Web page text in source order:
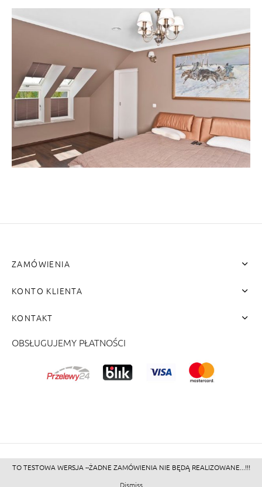
ZAMÓWIENIA
KONTO KLIENTA
KONTAKT
OBSŁUGUJEMY PŁATNOŚCI
©2026 - Zacienione.pl<br>
TO TESTOWA WERSJA --ŻADNE ZAMÓWIENIA NIE BĘDĄ REALIZOWANE...!!!
Dismiss